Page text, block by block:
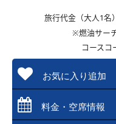
旅行代金（大人1名）
※燃油サー
コースコ
お気に入り追加
料金・空席情報